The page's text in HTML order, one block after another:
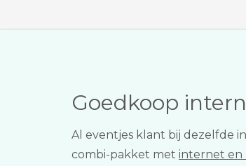
Goedkoop
Al eventjes klant bij dezelfde
combi-pakket met internet en